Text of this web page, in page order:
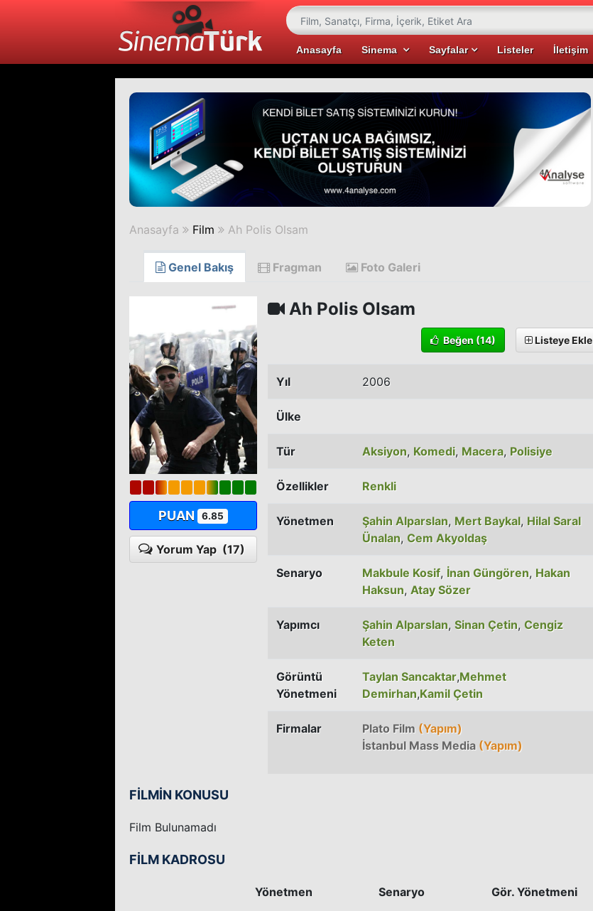
Anasayfa Sinema Sayfalar Listeler İletişim
Anasayfa Film Ah Polis Olsam
Genel Bakış Fragman Foto Galeri
PUAN 6.85
Yorum Yap (17)
Ah Polis Olsam
Beğen (14) Listeye Ekle
Yıl 2006
Ülke
Tür Aksiyon, Komedi, Macera, Polisiye
Özellikler Renkli
Yönetmen Şahin Alparslan, Mert Baykal, Hilal Saral
Ünalan, Cem Akyoldaş
Senaryo Makbule Kosif, İnan Güngören, Hakan
Haksun, Atay Sözer
Yapımcı Şahin Alparslan, Sinan Çetin, Cengiz
Keten
Görüntü
Yönetmeni
Taylan Sancaktar,Mehmet
Demirhan,Kamil Çetin
Firmalar Plato Film (Yapım)
İstanbul Mass Media (Yapım)
FİLMİN KONUSU
Film Bulunamadı
FİLM KADROSU
Yönetmen Senaryo Gör. Yönetmeni